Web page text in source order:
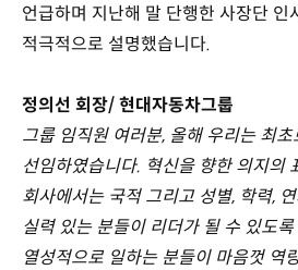
언급하며 지난해 말 단행한 사장단 인
적극적으로 설명했습니다.
정의선 회장/ 현대자동차그룹
그룹 임직원 여러분, 올해 우리는 최
선임하였습니다. 혁신을 향한 의지의
회사에서는 국적 그리고 성별, 학력,
실력 있는 분들이 리더가 될 수 있도
열성적으로 일하는 분들이 마음껏 역